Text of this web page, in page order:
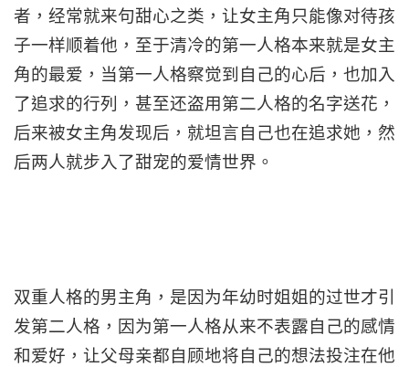
者，经常就来句甜心之类，让女主角只能像对待孩
子一样顺着他，至于清冷的第一人格本来就是女主
角的最爱，当第一人格察觉到自己的心后，也加入
了追求的行列，甚至还盗用第二人格的名字送花，
后来被女主角发现后，就坦言自己也在追求她，然
后两人就步入了甜宠的爱情世界。
双重人格的男主角，是因为年幼时姐姐的过世才引
发第二人格，因为第一人格从来不表露自己的感情
和爱好，让父母亲都自顾地将自己的想法投注在他